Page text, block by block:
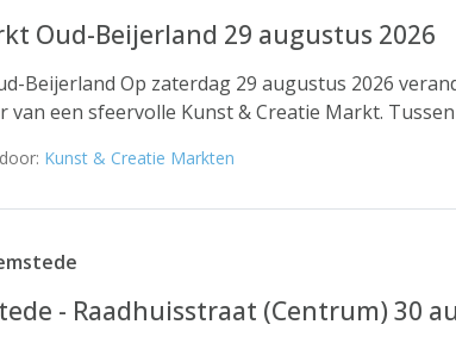
Oud-Beijerland 29 augustus 2026
Beijerland Op zaterdag 29 augustus 2026
een sfeervolle Kunst & Creatie Markt. Tussen
Kunst & Creatie Markten
- Raadhuisstraat (Centrum) 30